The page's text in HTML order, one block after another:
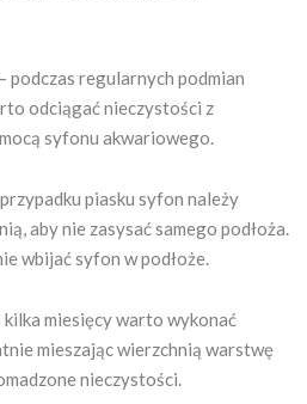
– podczas regularnych podmian
odciągać nieczystości z
syfonu akwariowego.
piasku syfon należy
aby nie zasysać samego podłoża.
wbijać syfon w podłoże.
kilka miesięcy warto wykonać
mieszając wierzchnią warstwę
nieczystości.